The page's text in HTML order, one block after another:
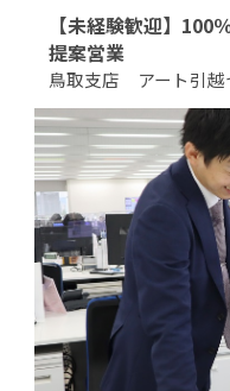
【未経験歓迎】100
提案営業
鳥取支店 アート引越